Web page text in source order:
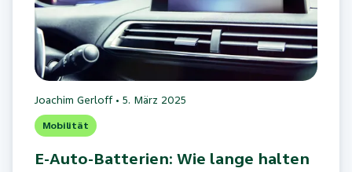
Joachim Gerloff• 5. März 2025
Mobilität
E-Auto-Batterien: Wie lange halten